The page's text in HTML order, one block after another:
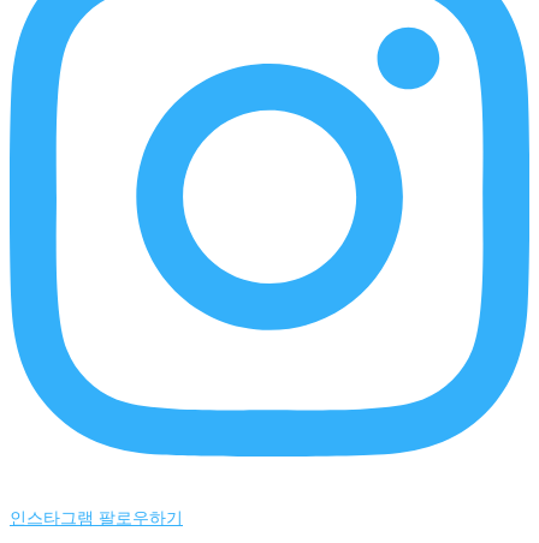
인스타그램 팔로우하기